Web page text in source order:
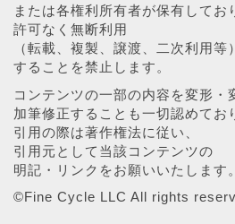
または各権利所有者が保有してお
許可なく無断利用
（転載、複製、譲渡、二次利用等）
することを禁止します。
コンテンツの一部の内容を変形・
加筆修正することも一切認めてお
引用の際は著作権法に従い、
引用元として当該コンテンツの
明記・リンクをお願いいたします。
©︎Fine Cycle LLC All rights